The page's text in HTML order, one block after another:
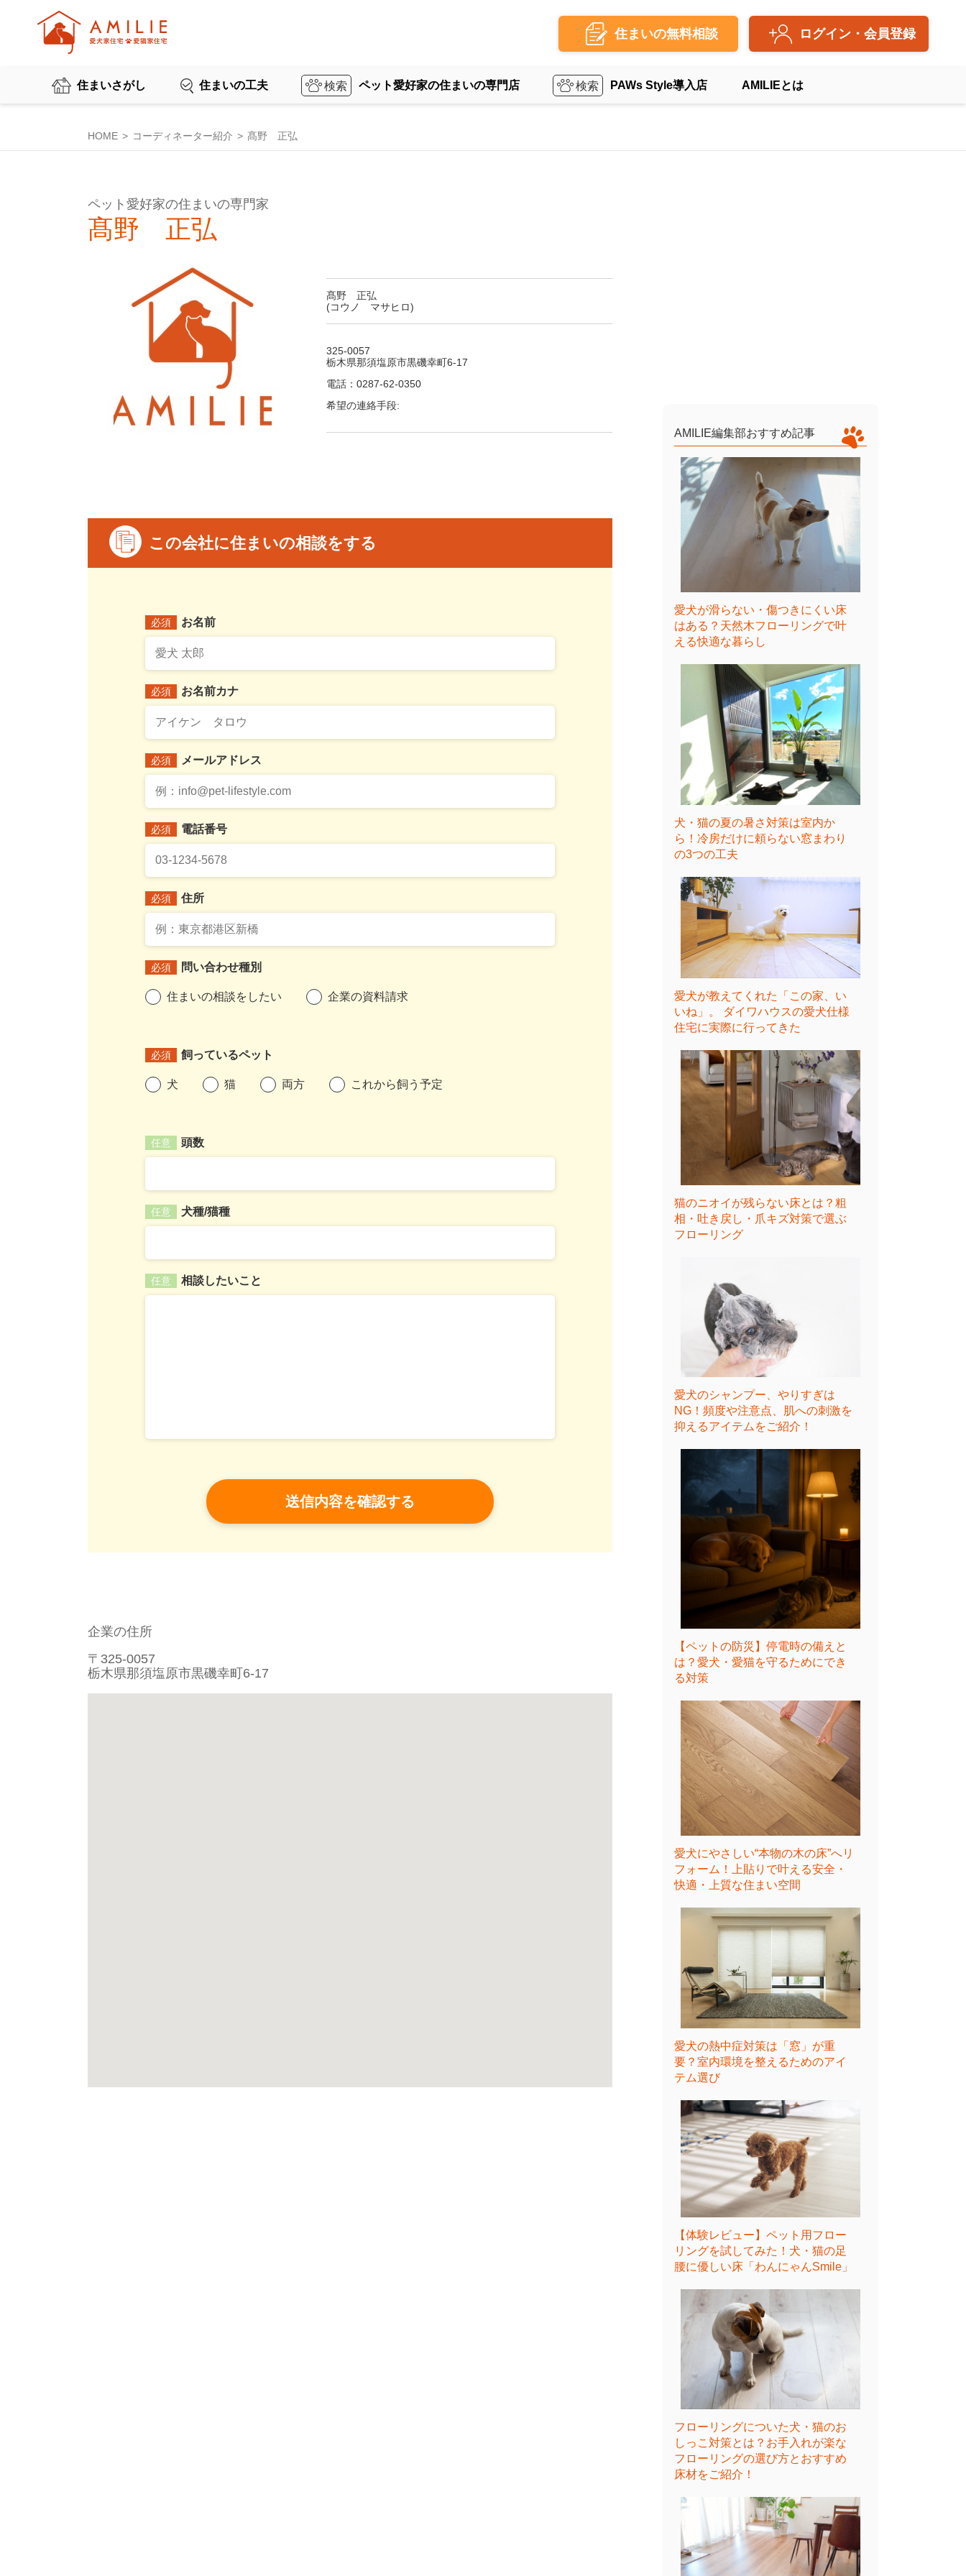
住まいの無料相談 ログイン・会員登録
住まいさがし 住まいの工夫 ペット愛好家の住まいの専門店 PAWs Style導入店 AMILIEとは
HOME コーディネーター紹介 髙野 正弘
ペット愛好家の住まいの専門家
髙野 正弘
髙野 正弘
(コウノ マサヒロ)
325-0057
栃木県那須塩原市黒磯幸町6-17
電話：0287-62-0350
希望の連絡手段:
この会社に住まいの相談をする
必須 お名前
必須 お名前カナ
必須 メールアドレス
必須 電話番号
必須 住所
必須 問い合わせ種別
住まいの相談をしたい 企業の資料請求
必須 飼っているペット
犬 猫 両方 これから飼う予定
任意 頭数
任意 犬種/猫種
任意 相談したいこと
企業の住所
〒325-0057
栃木県那須塩原市黒磯幸町6-17
AMILIE編集部おすすめ記事
愛犬が滑らない・傷つきにくい床
はある？天然木フローリングで叶
える快適な暮らし
犬・猫の夏の暑さ対策は室内か
ら！冷房だけに頼らない窓まわり
の3つの工夫
愛犬が教えてくれた「この家、い
いね」。 ダイワハウスの愛犬仕様
住宅に実際に行ってきた
猫のニオイが残らない床とは？粗
相・吐き戻し・爪キズ対策で選ぶ
フローリング
愛犬のシャンプー、やりすぎは
NG！頻度や注意点、肌への刺激を
抑えるアイテムをご紹介！
【ペットの防災】停電時の備えと
は？愛犬・愛猫を守るためにでき
る対策
愛犬にやさしい“本物の木の床”へリ
フォーム！上貼りで叶える安全・
快適・上質な住まい空間
愛犬の熱中症対策は「窓」が重
要？室内環境を整えるためのアイ
テム選び
【体験レビュー】ペット用フロー
リングを試してみた！犬・猫の足
腰に優しい床「わんにゃんSmile」
フローリングについた犬・猫のお
しっこ対策とは？お手入れが楽な
フローリングの選び方とおすすめ
床材をご紹介！